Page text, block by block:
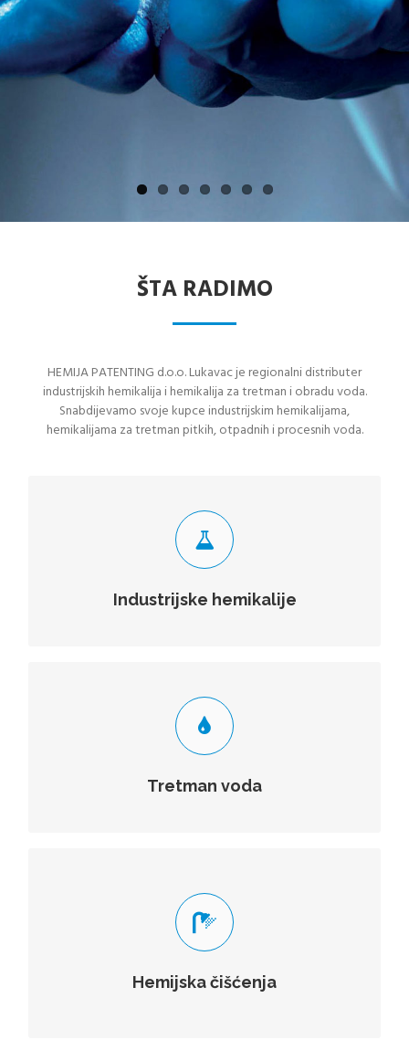
ŠTA RADIMO
HEMIJA PATENTING d.o.o. Lukavac je regionalni distributer
industrijskih hemikalija i hemikalija za tretman i obradu voda.
Snabdijevamo svoje kupce industrijskim hemikalijama,
hemikalijama za tretman pitkih, otpadnih i procesnih voda.
Industrijske hemikalije
INDUSTRIJSKE HEMIKALIJE
Hemikalije su supstance ili materijali određenog hemijskog
sastava i sa tačno preciziranim svojstvima.
VIŠE
Tretman voda
HEMIKALIJE ZA TRETMAN VODA
U ovu vrstu hemikalija spadaju hemikalije koje se koriste
za tretman pitkih, otpadnih i procesnih voda.
VIŠE
Hemijska čišćenja
Poslovi hemijskog čišćenja u procesnoj industriju sa
stručno osposobljenim kadrom sa višegodišnjim
iskustvom.
VIŠE